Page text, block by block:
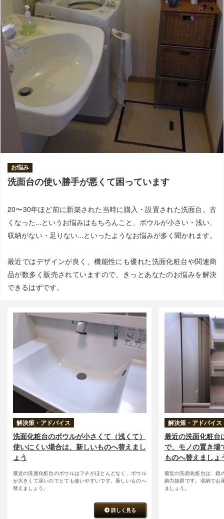
お悩み
洗面台の使い勝手が悪くて困っています
20〜30年ほど前に新築された当時に購入・設置された洗面台。古
くなった...というお悩みはもちろんこと、ボウルが小さい・浅い、
収納がない・足りない...といったようなお悩みが多く聞かれます。
最近ではデザインが良く、機能性にも優れた洗面化粧台や関連商
品が数多く販売されていますので、きっとあなたのお悩みを解決
できるはずです。
解決策・アドバイス
洗面化粧台のボウルが小さくて（浅くて）
使いにくい場合は、新しいものへ替えまし
ょう
最近の洗面化粧台のボウルはフチがほとんどなく、ボウル
が大きくて深いのでとても使いやすいです。新しいものへ
替えましょう。
詳しく見る
解決策・アドバイス
最近の洗面化粧台
で、モノの置き場
ものへ替えましょ
最近の洗面化粧台は、鏡
納力抜群です。収納でお
ましょう。